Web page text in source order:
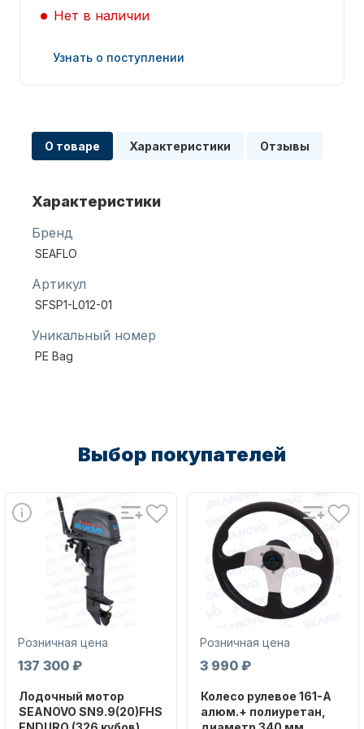
Запчасти для ПЛМ
Автохолодильник KYODA
Дистанционное управление
Нет в наличии
Узнать о поступлении
О товаре Характеристики Отзывы
Характеристики
Бренд
SEAFLO
Артикул
SFSP1-L012-01
Уникальный номер
PE Bag
Выбор покупателей
Розничная цена
137 300 ₽
Лодочный мотор
SEANOVO SN9.9(20)FHS
Розничная цена
3 990 ₽
Колесо рулевое 161-A
алюм.+ полиуретан,